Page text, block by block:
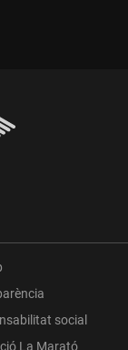
social
La Marató